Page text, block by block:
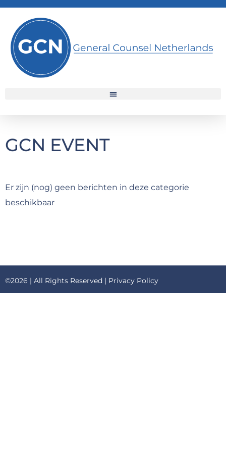
GCN EVENT
Er zijn (nog) geen berichten in deze categorie
beschikbaar
©2026 | All Rights Reserved | Privacy Policy